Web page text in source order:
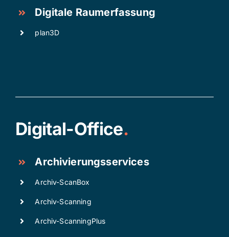
Digitale Raumerfassung
plan3D
Digital-Office.
Archivierungsservices
Archiv-ScanBox
Archiv-Scanning
Archiv-ScanningPlus